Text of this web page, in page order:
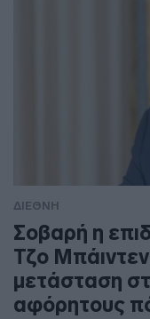
ΔΙΕΘΝΗ
Σοβαρή η
Τζο
μετάσταση
αφόρητους